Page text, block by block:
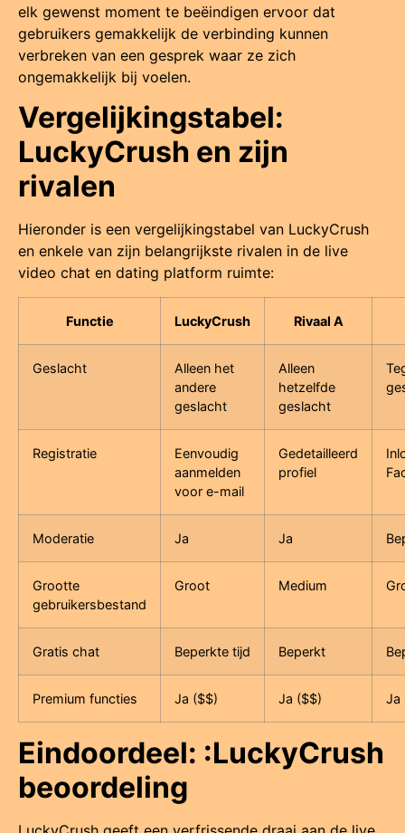
elk gewenst moment te beëindigen ervoor dat
gebruikers gemakkelijk de verbinding kunnen
verbreken van een gesprek waar ze zich
ongemakkelijk bij voelen.
Vergelijkingstabel:
LuckyCrush en zijn
rivalen
Hieronder is een vergelijkingstabel van LuckyCrush
en enkele van zijn belangrijkste rivalen in de live
video chat en dating platform ruimte:
Functie LuckyCrush Rivaal A
Geslacht
Alleen het
andere
geslacht
Alleen
hetzelfde
geslacht
Registratie
Eenvoudig
aanmelden
voor e-mail
Gedetailleerd
profiel
Moderatie Ja Ja
Grootte
gebruikersbestand
Groot Medium
Gratis chat Beperkte tijd Beperkt
Premium functies Ja ($$) Ja ($$) Ja
Eindoordeel: :LuckyCrush
beoordeling